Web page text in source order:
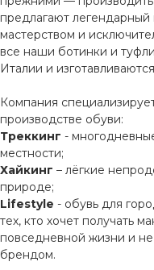
предлагают
мастерством и
все наши ботинки и
Италии и
Компания
производстве обуви:
Треккинг -
местности;
Хайкинг – лёгкие
природе;
Lifestyle - обувь для
тех, кто хочет получать
повседневной жизни и
брендом.